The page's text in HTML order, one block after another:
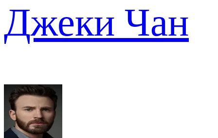
Джеки Чан